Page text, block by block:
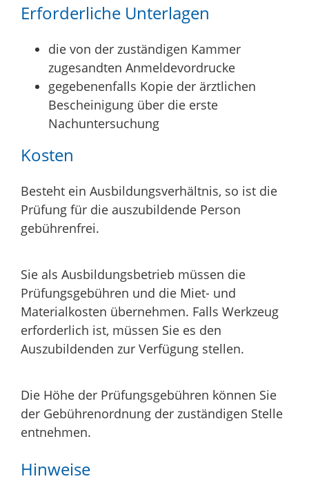
Erforderliche Unterlagen
die von der zuständigen Kammer
zugesandten Anmeldevordrucke
gegebenenfalls Kopie der ärztlichen
Bescheinigung über die erste
Nachuntersuchung
Kosten
Besteht ein Ausbildungsverhältnis, so ist die
Prüfung für die auszubildende Person
gebührenfrei.
Sie als Ausbildungsbetrieb müssen die
Prüfungsgebühren und die Miet- und
Materialkosten übernehmen. Falls Werkzeug
erforderlich ist, müssen Sie es den
Auszubildenden zur Verfügung stellen.
Die Höhe der Prüfungsgebühren können Sie
der Gebührenordnung der zuständigen Stelle
entnehmen.
Hinweise